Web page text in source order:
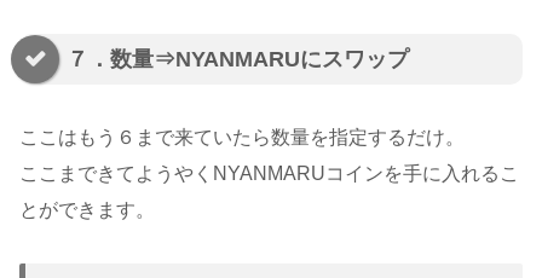
７．数量⇒NYANMARUにスワップ
ここはもう６まで来ていたら数量を指定するだけ。
ここまできてようやくNYANMARUコインを手に入れるこ
とができます。